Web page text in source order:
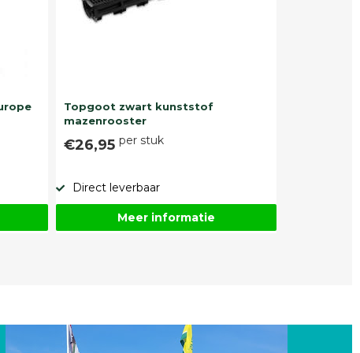
Topgoot zwart kunststof
mazenrooster
€26,95 per stuk
Direct leverbaar
Meer informatie